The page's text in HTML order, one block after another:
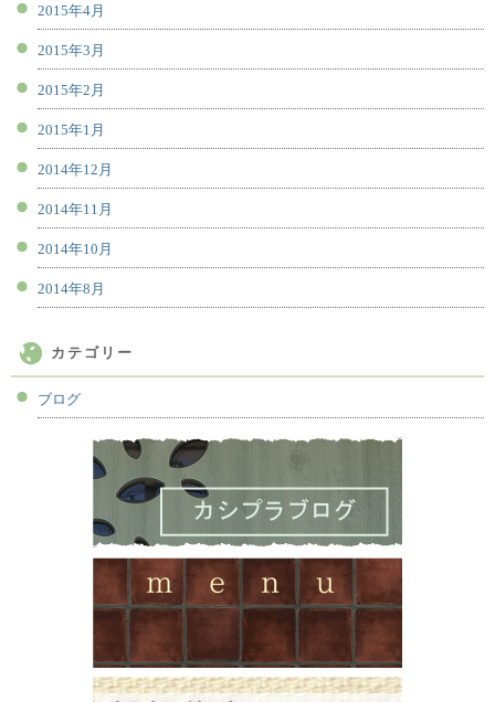
2015年4月
2015年3月
2015年2月
2015年1月
2014年12月
2014年11月
2014年10月
2014年8月
カテゴリー
ブログ